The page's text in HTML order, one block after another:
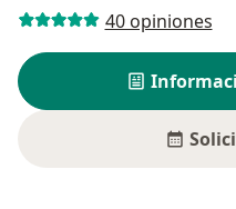
40 opiniones